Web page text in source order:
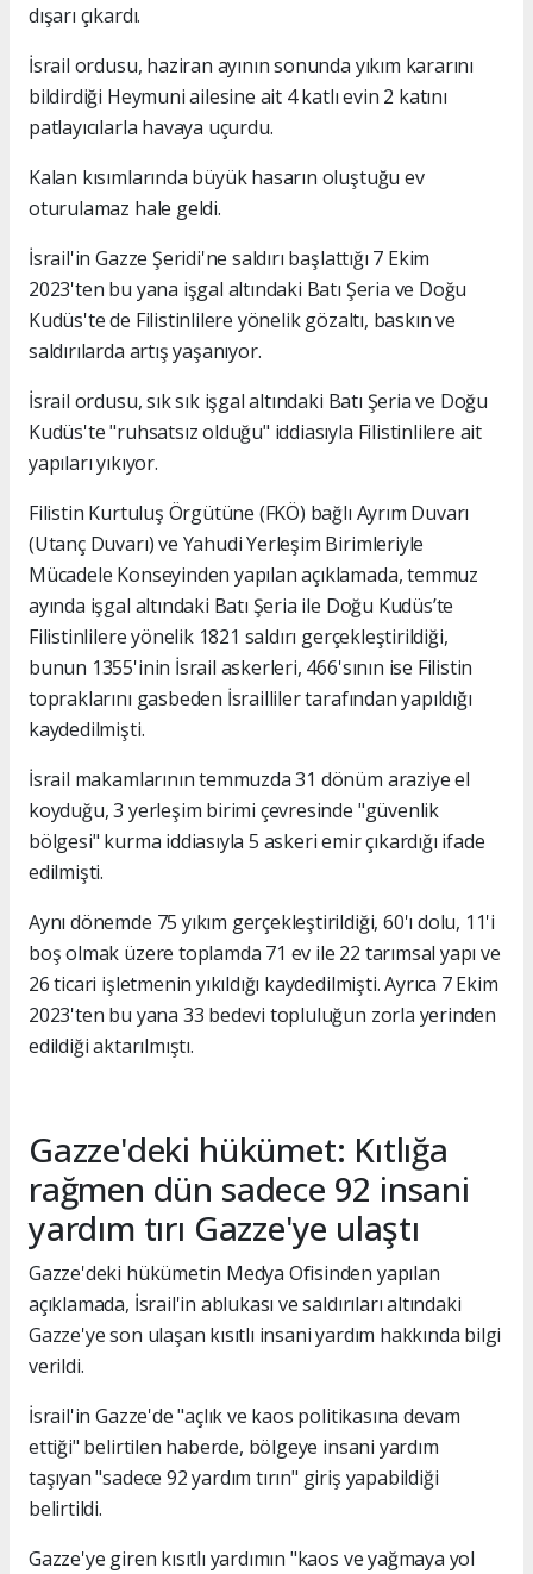
dışarı çıkardı.
İsrail ordusu, haziran ayının sonunda yıkım kararını
bildirdiği Heymuni ailesine ait 4 katlı evin 2 katını
patlayıcılarla havaya uçurdu.
Kalan kısımlarında büyük hasarın oluştuğu ev
oturulamaz hale geldi.
İsrail'in Gazze Şeridi'ne saldırı başlattığı 7 Ekim
2023'ten bu yana işgal altındaki Batı Şeria ve Doğu
Kudüs'te de Filistinlilere yönelik gözaltı, baskın ve
saldırılarda artış yaşanıyor.
İsrail ordusu, sık sık işgal altındaki Batı Şeria ve Doğu
Kudüs'te "ruhsatsız olduğu" iddiasıyla Filistinlilere ait
yapıları yıkıyor.
Filistin Kurtuluş Örgütüne (FKÖ) bağlı Ayrım Duvarı
(Utanç Duvarı) ve Yahudi Yerleşim Birimleriyle
Mücadele Konseyinden yapılan açıklamada, temmuz
ayında işgal altındaki Batı Şeria ile Doğu Kudüs’te
Filistinlilere yönelik 1821 saldırı gerçekleştirildiği,
bunun 1355'inin İsrail askerleri, 466'sının ise Filistin
topraklarını gasbeden İsrailliler tarafından yapıldığı
kaydedilmişti.
İsrail makamlarının temmuzda 31 dönüm araziye el
koyduğu, 3 yerleşim birimi çevresinde "güvenlik
bölgesi" kurma iddiasıyla 5 askeri emir çıkardığı ifade
edilmişti.
Aynı dönemde 75 yıkım gerçekleştirildiği, 60'ı dolu, 11'i
boş olmak üzere toplamda 71 ev ile 22 tarımsal yapı ve
26 ticari işletmenin yıkıldığı kaydedilmişti. Ayrıca 7 Ekim
2023'ten bu yana 33 bedevi topluluğun zorla yerinden
edildiği aktarılmıştı.
Gazze'deki hükümet: Kıtlığa
rağmen dün sadece 92 insani
yardım tırı Gazze'ye ulaştı
Gazze'deki hükümetin Medya Ofisinden yapılan
açıklamada, İsrail'in ablukası ve saldırıları altındaki
Gazze'ye son ulaşan kısıtlı insani yardım hakkında bilgi
verildi.
İsrail'in Gazze'de "açlık ve kaos politikasına devam
ettiği" belirtilen haberde, bölgeye insani yardım
taşıyan "sadece 92 yardım tırın" giriş yapabildiği
belirtildi.
Gazze'ye giren kısıtlı yardımın "kaos ve yağmaya yol